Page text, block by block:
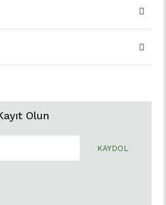
Olun
KAYDOL